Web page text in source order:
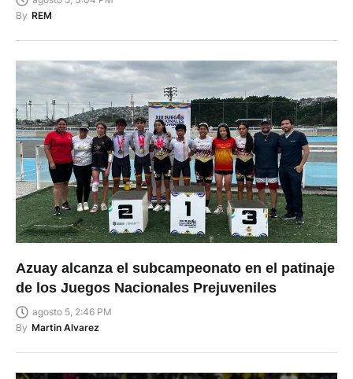
By REM
Azuay alcanza el subcampeonato en el patinaje
de los Juegos Nacionales Prejuveniles
agosto 5, 2:46 PM
By Martin Alvarez